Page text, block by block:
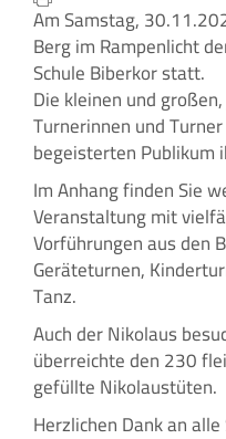
Am Samstag,
Berg im Rampenlicht
Schule Biberkor statt.
Die kleinen und
Turnerinnen und
begeisterten Publikum
Im Anhang finden Sie
Veranstaltung mit
Vorführungen aus den
Geräteturnen,
Tanz.
Auch der Nikolaus
überreichte den 230
gefüllte Nikolaustüten.
Herzlichen Dank an